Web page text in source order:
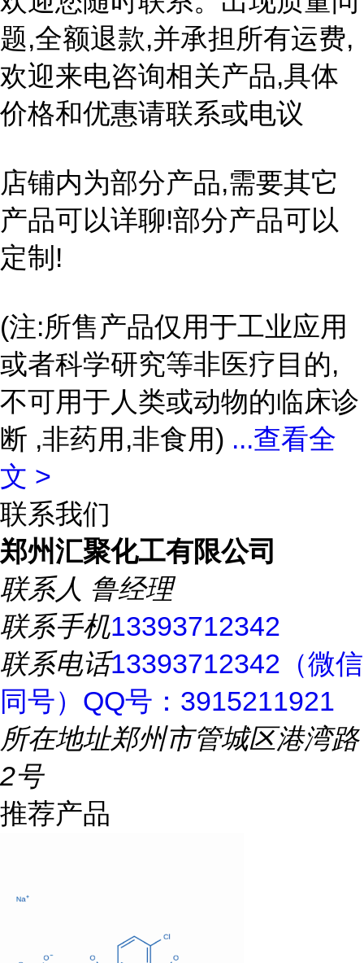
题,全额退款,并承担所有运费,
欢迎来电咨询相关产品,具体
价格和优惠请联系或电议
店铺内为部分产品,需要其它
产品可以详聊!部分产品可以
定制!
(注:所售产品仅用于工业应用
或者科学研究等非医疗目的,
不可用于人类或动物的临床诊
断 ,非药用,非食用) ...查看全
文 >
联系我们
郑州汇聚化工有限公司
联系人 鲁经理
联系手机13393712342
联系电话13393712342（微信
同号）QQ号：3915211921
所在地址郑州市管城区港湾路
2号
推荐产品